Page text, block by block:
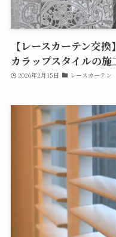
【レースカーテン交
カラップスタイルの施
2026年2月15日 レースカーテン